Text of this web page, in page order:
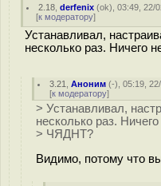
2.18 ,derfenix (ok), 03:49, 22/
[к модератору]
Устанавливал,
несколько раз. Ничего
3.21 ,Аноним (-), 05:19,
[к модератору]
> Устанавливал,
несколько раз.
> ЧЯДНТ?
Видимо, потому что